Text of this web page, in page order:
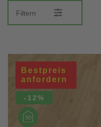
Filtern
Bestpreis
anfordern
-12%